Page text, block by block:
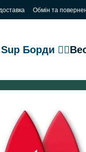
Обмін та
Sup Борди 🏄‍♂️